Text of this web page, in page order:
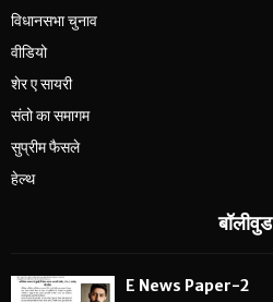
विधानसभा चुनाव
वीडियो
शेर ए सायरी
संतो का समागम
सुप्रीम फैसले
हेल्थ
बॉलीवुड
E News Paper-2